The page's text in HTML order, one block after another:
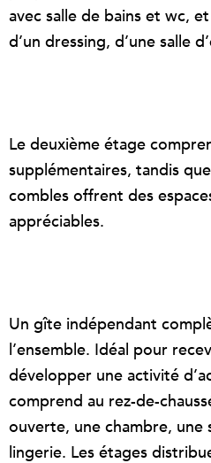
avec salle de bains et wc,
d’un dressing, d’une salle
Le deuxième étage
supplémentaires, tandis
combles offrent des
appréciables.
Un gîte indépendant
l’ensemble. Idéal pour
développer une activité
comprend au rez-de-
ouverte, une chambre, une
lingerie. Les étages